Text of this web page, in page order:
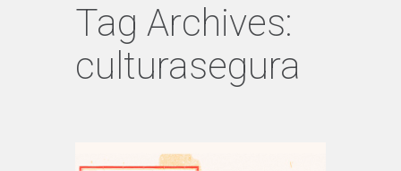
Tag Archives:
culturasegura